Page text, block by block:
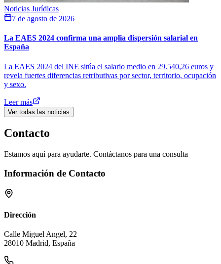
Noticias Jurídicas
7 de agosto de 2026
La EAES 2024 confirma una amplia dispersión salarial en
España
La EAES 2024 del INE sitúa el salario medio en 29.540,26 euros y
revela fuertes diferencias retributivas por sector, territorio, ocupación
y sexo.
Leer más
Ver todas las noticias
Contacto
Estamos aquí para ayudarte. Contáctanos para una consulta
Información de Contacto
Dirección
Calle Miguel Angel, 22
28010 Madrid, España